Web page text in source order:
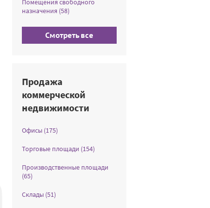
Помещения свободного
назначения (58)
Смотреть все
Продажа
коммерческой
недвижимости
Офисы (175)
Торговые площади (154)
Производственные площади
(65)
Склады (51)